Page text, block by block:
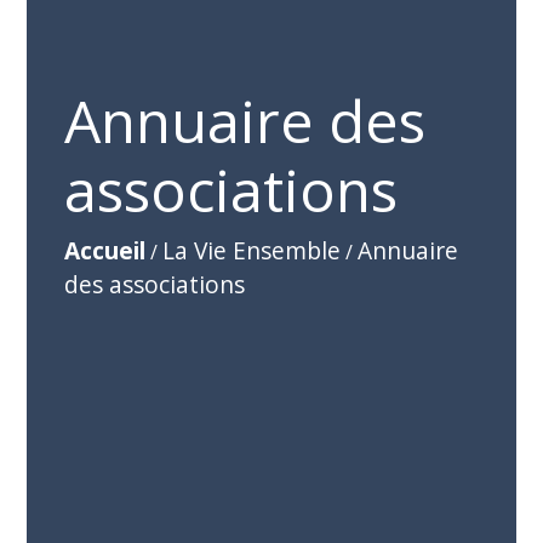
Annuaire des
associations
Accueil / La Vie Ensemble /Annuaire
des associations